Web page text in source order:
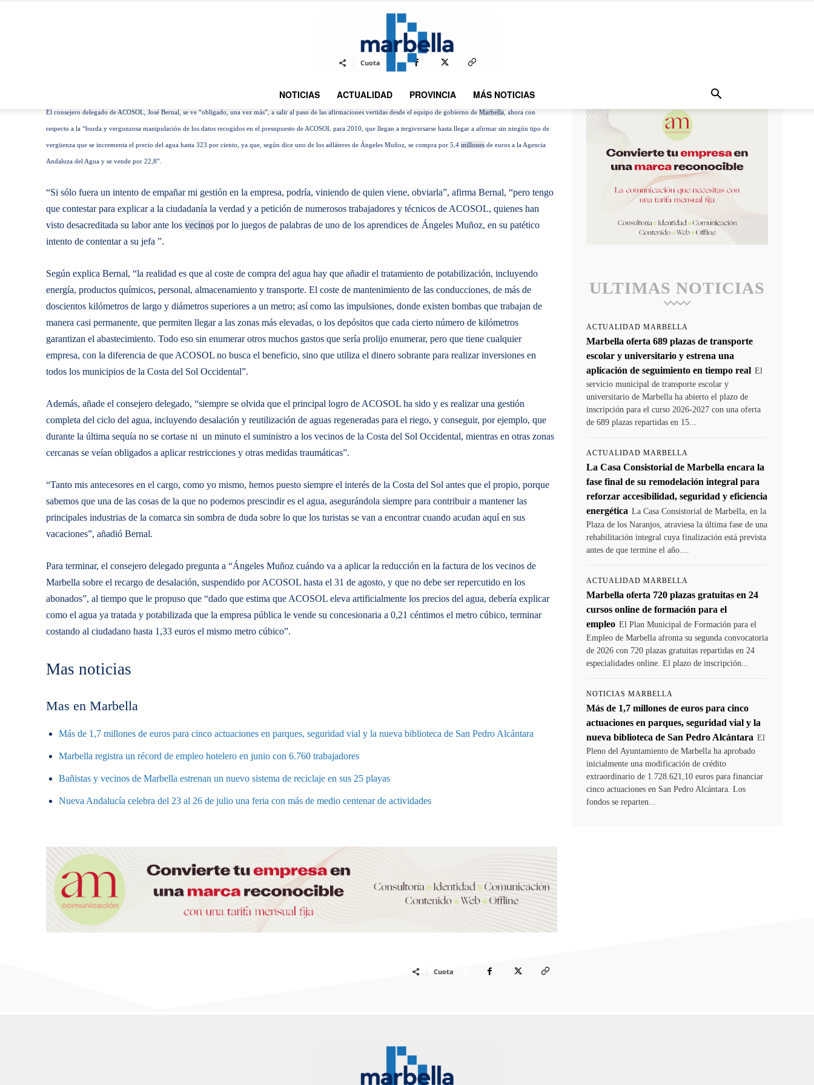
DMarbella
NOTICIAS ACTUALIDAD PROVINCIA MÁS NOTICIAS
Cuota
El consejero delegado de ACOSOL, José Bernal, se ve “obligado, una vez más”, a salir al paso de las afirmaciones vertidas desde el equipo de gobierno de Marbella , ahora con
respecto a la “burda y vergonzosa manipulación de los datos recogidos en el presupuesto de ACOSOL para 2010, que llegan a tergiversarse hasta llegar a afirmar sin ningún tipo de
vergüenza que se incrementa el precio del agua hasta 323 por ciento, ya que, según dice uno de los adláteres de Ángeles Muñoz, se compra por 5,4 millones de euros a la Agencia
Andaluza del Agua y se vende por 22,8”.
“Si sólo fuera un intento de empañar mi gestión en la empresa, podría, viniendo de quien viene, obviarla”, afirma Bernal, “pero tengo
que contestar para explicar a la ciudadanía la verdad y a petición de numerosos trabajadores y técnicos de ACOSOL, quienes han
visto desacreditada su labor ante los vecinos por lo juegos de palabras de uno de los aprendices de Ángeles Muñoz, en su patético
intento de contentar a su jefa ”.
Según explica Bernal, “la realidad es que al coste de compra del agua hay que añadir el tratamiento de potabilización, incluyendo
energía, productos químicos, personal, almacenamiento y transporte. El coste de mantenimiento de las conducciones, de más de
doscientos kilómetros de largo y diámetros superiores a un metro; así como las impulsiones, donde existen bombas que trabajan de
manera casi permanente, que permiten llegar a las zonas más elevadas, o los depósitos que cada cierto número de kilómetros
garantizan el abastecimiento. Todo eso sin enumerar otros muchos gastos que sería prolijo enumerar, pero que tiene cualquier
empresa, con la diferencia de que ACOSOL no busca el beneficio, sino que utiliza el dinero sobrante para realizar inversiones en
todos los municipios de la Costa del Sol Occidental”.
Además, añade el consejero delegado, “siempre se olvida que el principal logro de ACOSOL ha sido y es realizar una gestión
completa del ciclo del agua, incluyendo desalación y reutilización de aguas regeneradas para el riego, y conseguir, por ejemplo, que
durante la última sequía no se cortase ni un minuto el suministro a los vecinos de la Costa del Sol Occidental, mientras en otras zonas
cercanas se veían obligados a aplicar restricciones y otras medidas traumáticas”.
“Tanto mis antecesores en el cargo, como yo mismo, hemos puesto siempre el interés de la Costa del Sol antes que el propio, porque
sabemos que una de las cosas de la que no podemos prescindir es el agua, asegurándola siempre para contribuir a mantener las
principales industrias de la comarca sin sombra de duda sobre lo que los turistas se van a encontrar cuando acudan aquí en sus
vacaciones”, añadió Bernal.
Para terminar, el consejero delegado pregunta a “Ángeles Muñoz cuándo va a aplicar la reducción en la factura de los vecinos de
Marbella sobre el recargo de desalación, suspendido por ACOSOL hasta el 31 de agosto, y que no debe ser repercutido en los
abonados”, al tiempo que le propuso que “dado que estima que ACOSOL eleva artificialmente los precios del agua, debería explicar
como el agua ya tratada y potabilizada que la empresa pública le vende su concesionaria a 0,21 céntimos el metro cúbico, terminar
costando al ciudadano hasta 1,33 euros el mismo metro cúbico”.
Mas noticias
Mas en Marbella
Más de 1,7 millones de euros para cinco actuaciones en parques, seguridad vial y la nueva biblioteca de San Pedro Alcántara
Marbella registra un récord de empleo hotelero en junio con 6.760 trabajadores
Bañistas y vecinos de Marbella estrenan un nuevo sistema de reciclaje en sus 25 playas
Nueva Andalucía celebra del 23 al 26 de julio una feria con más de medio centenar de actividades
Cuota
ULTIMAS NOTICIAS
ACTUALIDAD MARBELLA
Marbella oferta 689 plazas de transporte
escolar y universitario y estrena una
aplicación de seguimiento en tiempo real El
servicio municipal de transporte escolar y
universitario de Marbella ha abierto el plazo de
inscripción para el curso 2026-2027 con una oferta
de 689 plazas repartidas en 15...
ACTUALIDAD MARBELLA
La Casa Consistorial de Marbella encara la
fase final de su remodelación integral para
reforzar accesibilidad, seguridad y eficiencia
energética La Casa Consistorial de Marbella, en la
Plaza de los Naranjos, atraviesa la última fase de una
rehabilitación integral cuya finalización está prevista
antes de que termine el año....
ACTUALIDAD MARBELLA
Marbella oferta 720 plazas gratuitas en 24
cursos online de formación para el
empleo El Plan Municipal de Formación para el
Empleo de Marbella afronta su segunda convocatoria
de 2026 con 720 plazas gratuitas repartidas en 24
especialidades online. El plazo de inscripción...
NOTICIAS MARBELLA
Más de 1,7 millones de euros para cinco
actuaciones en parques, seguridad vial y la
nueva biblioteca de San Pedro Alcántara El
Pleno del Ayuntamiento de Marbella ha aprobado
inicialmente una modificación de crédito
extraordinario de 1.728.621,10 euros para financiar
cinco actuaciones en San Pedro Alcántara. Los
fondos se reparten...